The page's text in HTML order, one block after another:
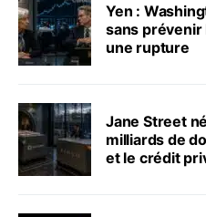
Yen :
sans prévenir
une rupture
Jane Street
milliards de
et le crédit